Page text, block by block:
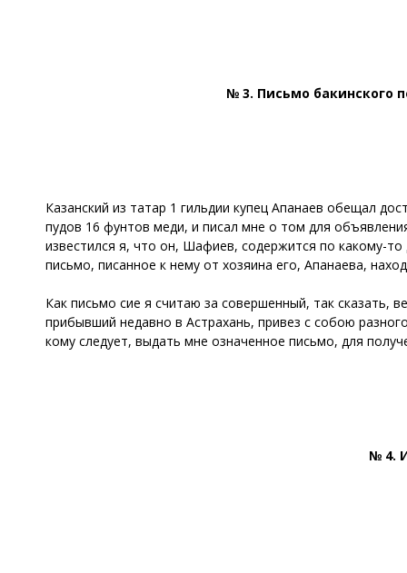
№ 3. Письмо бакинского
Казанский из татар 1 гильдии купец Апанаев обещал
пудов 16 фунтов меди, и писал мне о том для
известился я, что он, Шафиев, содержится по какому-
письмо, писанное к нему от хозяина его, Апанаева,
Как письмо сие я считаю за совершенный, так сказать,
прибывший недавно в Астрахань, привез с собою
кому следует, выдать мне означенное письмо, для
№ 4.